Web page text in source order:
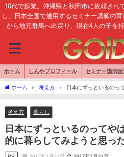
10代で起業。沖縄県と秋田市に依頼され
し、日本全国で通用するセミナー講師の
から地元群馬へ出戻り、現在4人の子を
ホーム しんやプロフィール セミナー講師
ホーム 考え方
日本にずっといるのっ
てみようと思った理由
考え方 暮らし
日本にずっといるのってや
的に暮らしてみようと思っ